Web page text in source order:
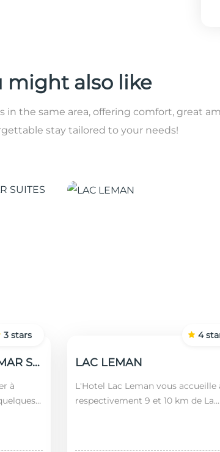
might also like
in the same area, offering comfort, great
stay tailored to your needs!
GUEST HOUSE VILLAMAR SUITES & VILLAS
à
3 stars
LAC LEMAN
L'Hotel Lac Leman vous accueille
respectivement 9 et 10 km de La
4